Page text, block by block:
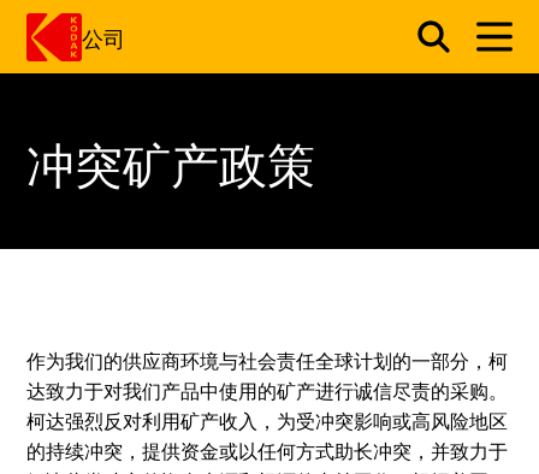
跳转至主内容
公司
冲突矿产政策
作为我们的供应商环境与社会责任全球计划的一部分，柯
达致力于对我们产品中使用的矿产进行诚信尽责的采购。
柯达强烈反对利用矿产收入，为受冲突影响或高风险地区
的持续冲突，提供资金或以任何方式助长冲突，并致力于